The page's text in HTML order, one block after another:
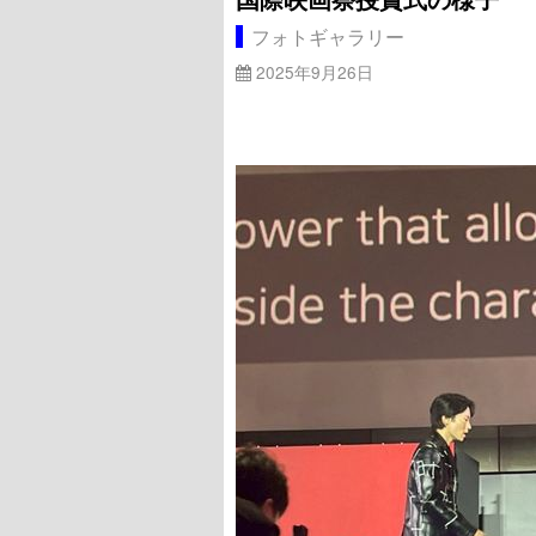
フォトギャラリー
2025年9月26日